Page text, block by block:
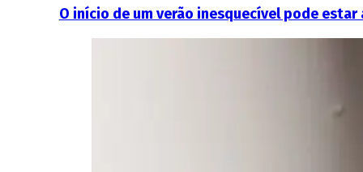
O início de um verão inesquecível pode